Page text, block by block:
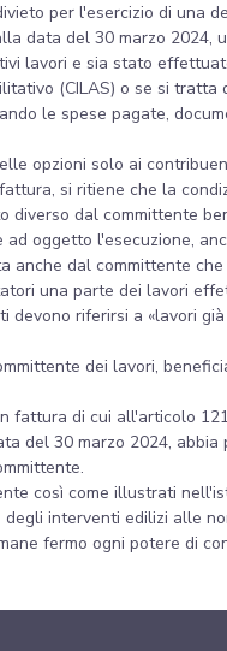
per l'esercizio di una
data del 30 marzo 2024,
lavori e sia stato
(CILAS) o se si
le spese pagate,
opzioni solo ai
si ritiene che la
dal committente
oggetto l'esecuzione,
dal committente
una parte dei lavori
devono riferirsi a «lavori
dei lavori,
fattura di cui all'articolo
del 30 marzo 2024,
così come illustrati
interventi edilizi alle
fermo ogni potere di